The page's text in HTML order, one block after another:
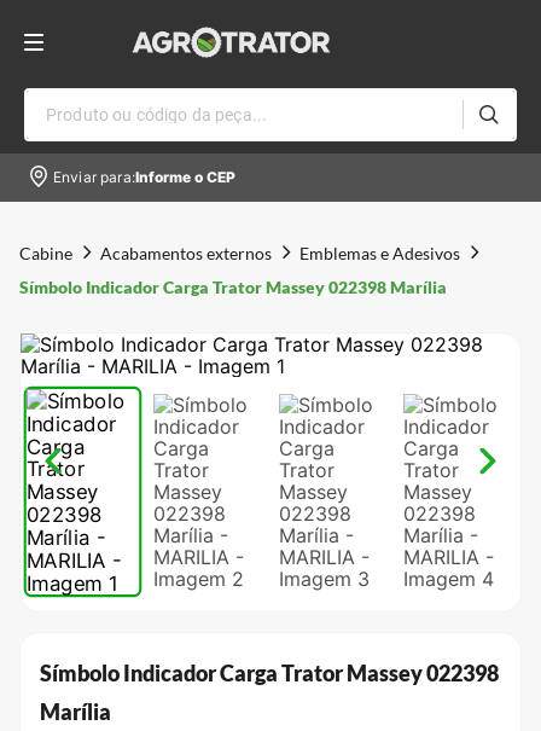
Produto ou código da peça...
Enviar para:Informe o CEP
Cabine Acabamentos externos
Emblemas e Adesivos
Símbolo Indicador Carga Trator Massey 022398 Marília
Símbolo Indicador Carga Trator Massey 022398
Marília